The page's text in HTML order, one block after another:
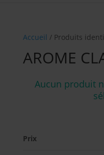
Accueil / Produits
AROME
Aucun produit
Prix